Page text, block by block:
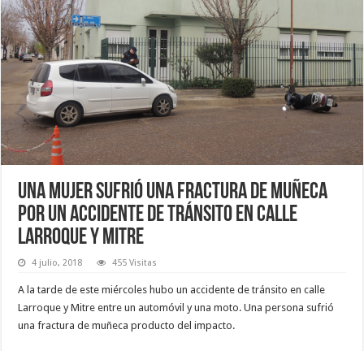
Una mujer sufrió una fractura de muñeca
por un accidente de tránsito en calle
Larroque y Mitre
4 julio, 2018 455 Visitas
A la tarde de este miércoles hubo un accidente de tránsito en calle
Larroque y Mitre entre un automóvil y una moto. Una persona sufrió
una fractura de muñeca producto del impacto.